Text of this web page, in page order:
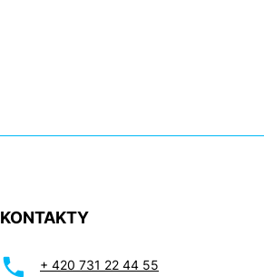
KONTAKTY
+ 420 731 22 44 55